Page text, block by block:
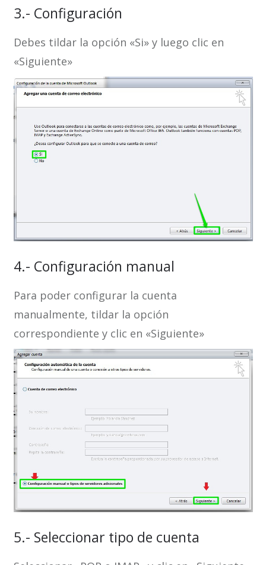
3.- Configuración
Debes tildar la opción «Si» y luego clic en
«Siguiente»
4.- Configuración manual
Para poder configurar la cuenta
manualmente, tildar la opción
correspondiente y clic en «Siguiente»
5.- Seleccionar tipo de cuenta